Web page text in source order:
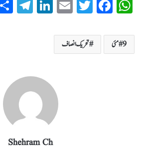
W
ts
A
Fa
bo
ok
T
tte
r
E
ail
Li
T
9 مئی تحریک انصاف
Shehram Ch